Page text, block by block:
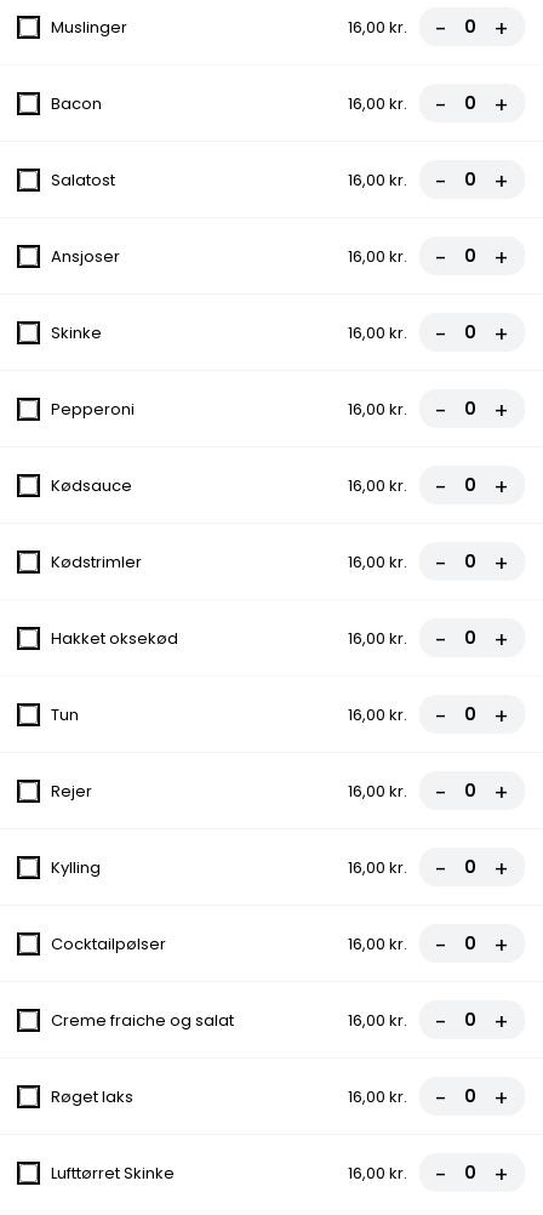
Icebergsalat, Tomat, Agurk, Ærter, Majs,
119,00 kr.
Grill Bøf
Icebergsalat, Tomat, Agurk, Ærter, Majs,
99,00 kr.
Salat, Agurk, Løg, Tomat
Icebergsalat, Tomat, Agurk, Ærter, Majs,
99,00 kr.
Icebergsalat, Tomat, Agurk, Ærter, Majs, Løg
Icebergsalat, Tomat, Agurk, Ærter, Majs,
Rødløg
Brød, Ost, Rødløg, Icebergsalat, Tomat,
89,00 kr.
Muslinger 16,00 kr. - +
Bacon 16,00 kr. - +
Salatost 16,00 kr. - +
Ansjoser 16,00 kr. - +
Skinke 16,00 kr. - +
Pepperoni 16,00 kr. - +
Kødsauce 16,00 kr. - +
Kødstrimler 16,00 kr. - +
Hakket oksekød 16,00 kr. - +
Tun 16,00 kr. - +
Rejer 16,00 kr. - +
Kylling 16,00 kr. - +
Cocktailpølser 16,00 kr. - +
Creme fraiche og salat 16,00 kr. - +
Røget laks 16,00 kr. - +
Lufttørret Skinke 16,00 kr. - +